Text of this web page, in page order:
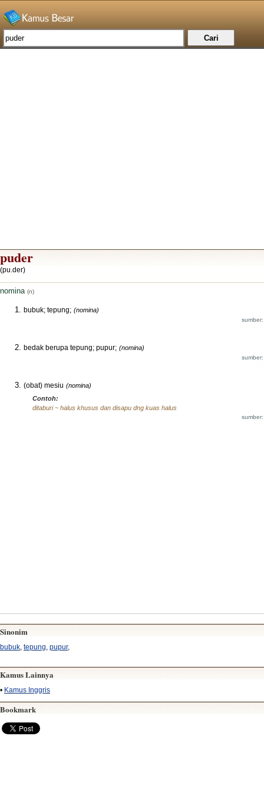
puder
(pu.der)
nomina (n)
bubuk; tepung; (nomina)
bedak berupa tepung; pupur; (nomina)
(obat) mesiu (nomina)
Contoh:
ditaburi ~ halus khusus dan disapu dng kuas halus
Sinonim
bubuk tepung pupur,
Kamus Lainnya
• Kamus Inggris
Bookmark